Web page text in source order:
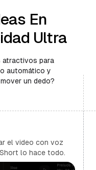
En
Ultra
atractivos para
automático y
un dedo?
el video con voz
lo hace todo.